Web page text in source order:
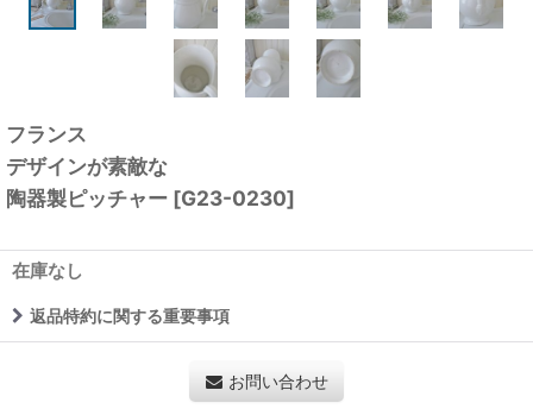
フランス
デザインが素敵な
陶器製ピッチャー [G23-0230]
在庫なし
返品特約に関する重要事項
お問い合わせ